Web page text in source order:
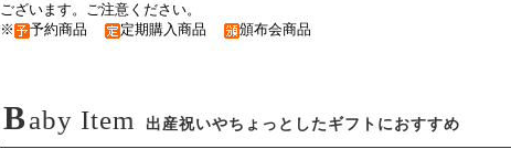
ございます。ご注意ください。
※ 予約商品 定期購入商品 頒布会商品
Baby Item 出産祝いやちょっとしたギフトにおすすめ